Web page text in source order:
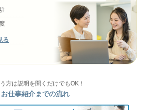
る
方は説明を聞くだけでもOK！
お仕事紹介までの流れ